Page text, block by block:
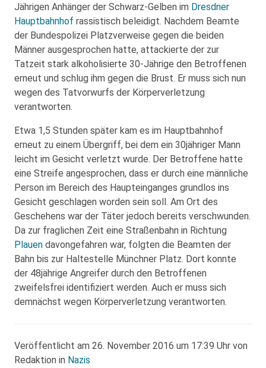
Jährigen Anhänger der Schwarz-Gelben im Dresdner
Hauptbahnhof rassistisch beleidigt. Nachdem Beamte
der Bundespolizei Platzverweise gegen die beiden
Männer ausgesprochen hatte, attackierte der zur
Tatzeit stark alkoholisierte 30-Jährige den Betroffenen
erneut und schlug ihm gegen die Brust. Er muss sich nun
wegen des Tatvorwurfs der Körperverletzung
verantworten.
Etwa 1,5 Stunden später kam es im Hauptbahnhof
erneut zu einem Übergriff, bei dem ein 30jähriger Mann
leicht im Gesicht verletzt wurde. Der Betroffene hatte
eine Streife angesprochen, dass er durch eine männliche
Person im Bereich des Haupteinganges grundlos ins
Gesicht geschlagen worden sein soll. Am Ort des
Geschehens war der Täter jedoch bereits verschwunden.
Da zur fraglichen Zeit eine Straßenbahn in Richtung
Plauen davongefahren war, folgten die Beamten der
Bahn bis zur Haltestelle Münchner Platz. Dort konnte
der 48jährige Angreifer durch den Betroffenen
zweifelsfrei identifiziert werden. Auch er muss sich
demnächst wegen Körperverletzung verantworten.
Veröffentlicht am 26. November 2016 um 17:39 Uhr von
Redaktion in Nazis